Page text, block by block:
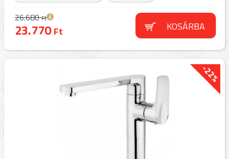
26.680Ft
23.770Ft KOSÁRBA
-22%